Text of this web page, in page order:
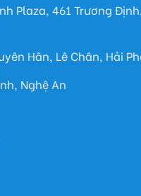
Plaza, 461 Trương
Hãn, Lê Chân, Hải
Nghệ An